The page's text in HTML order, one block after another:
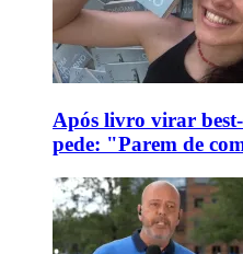
Após livro virar
pede: "Parem de